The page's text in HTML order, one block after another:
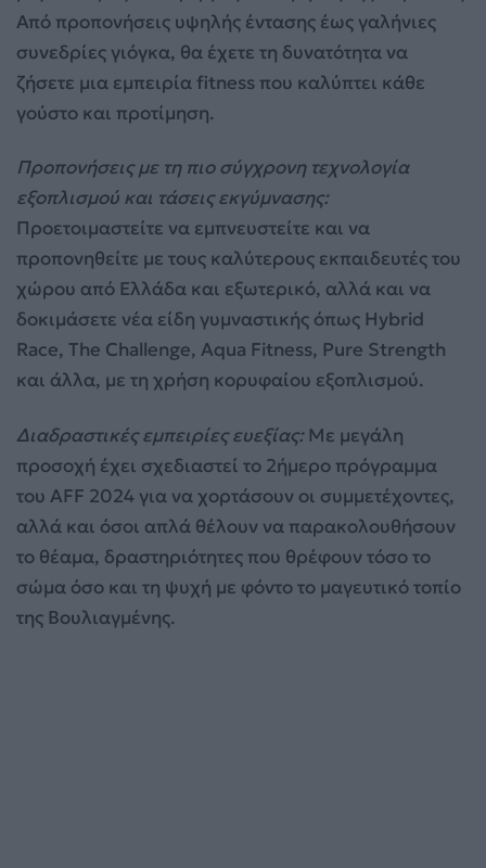
Από προπονήσεις υψηλής έντασης έως γαλήνιες
συνεδρίες γιόγκα, θα έχετε τη δυνατότητα να
ζήσετε μια εμπειρία fitness που καλύπτει κάθε
γούστο και προτίμηση.
Προπονήσεις με τη πιο σύγχρονη τεχνολογία
εξοπλισμού και τάσεις εκγύμνασης:
Προετοιμαστείτε να εμπνευστείτε και να
προπονηθείτε με τους καλύτερους εκπαιδευτές του
χώρου από Ελλάδα και εξωτερικό, αλλά και να
δοκιμάσετε νέα είδη γυμναστικής όπως Hybrid
Race, The Challenge, Aqua Fitness, Pure Strength
και άλλα, με τη χρήση κορυφαίου εξοπλισμού.
Διαδραστικές εμπειρίες ευεξίας: Με μεγάλη
προσοχή έχει σχεδιαστεί το 2ήμερο πρόγραμμα
του AFF 2024 για να χορτάσουν οι συμμετέχοντες,
αλλά και όσοι απλά θέλουν να παρακολουθήσουν
το θέαμα, δραστηριότητες που θρέφουν τόσο το
σώμα όσο και τη ψυχή με φόντο το μαγευτικό τοπίο
της Βουλιαγμένης.